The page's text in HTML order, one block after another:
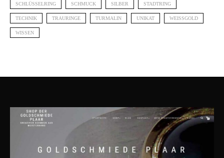
SCHLÜSSELRING SCHMUCK SILBER STADTRING
TECHNIK TRAURINGE TURMALIN UNIKAT WEISSGOLD
WISSEN